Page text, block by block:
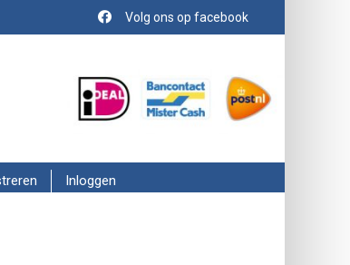
Volg ons op facebook
Inloggen